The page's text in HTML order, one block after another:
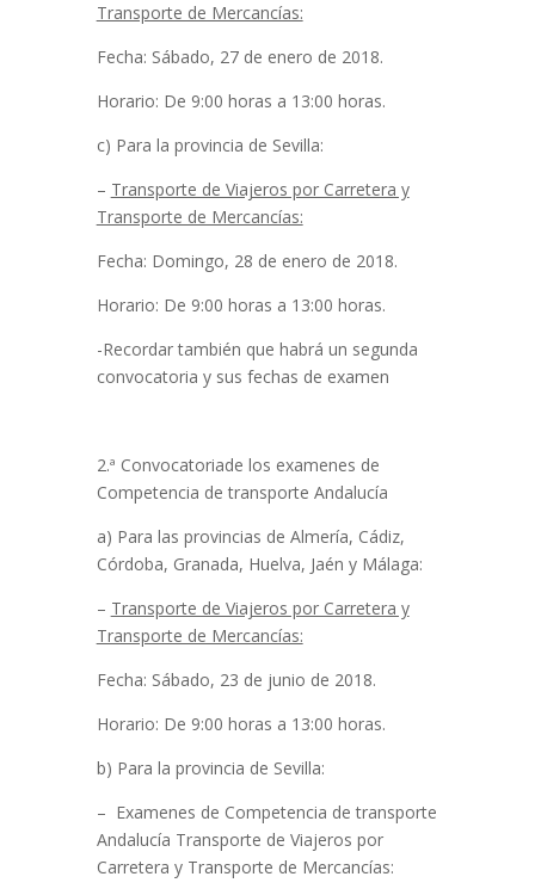
Transporte de Mercancías:
Fecha: Sábado, 27 de enero de 2018.
Horario: De 9:00 horas a 13:00 horas.
c) Para la provincia de Sevilla:
– Transporte de Viajeros por Carretera y
Transporte de Mercancías:
Fecha: Domingo, 28 de enero de 2018.
Horario: De 9:00 horas a 13:00 horas.
-Recordar también que habrá un segunda
convocatoria y sus fechas de examen
2.ª Convocatoriade los examenes de
Competencia de transporte Andalucía
a) Para las provincias de Almería, Cádiz,
Córdoba, Granada, Huelva, Jaén y Málaga:
– Transporte de Viajeros por Carretera y
Transporte de Mercancías:
Fecha: Sábado, 23 de junio de 2018.
Horario: De 9:00 horas a 13:00 horas.
b) Para la provincia de Sevilla:
– Examenes de Competencia de transporte
Andalucía Transporte de Viajeros por
Carretera y Transporte de Mercancías: